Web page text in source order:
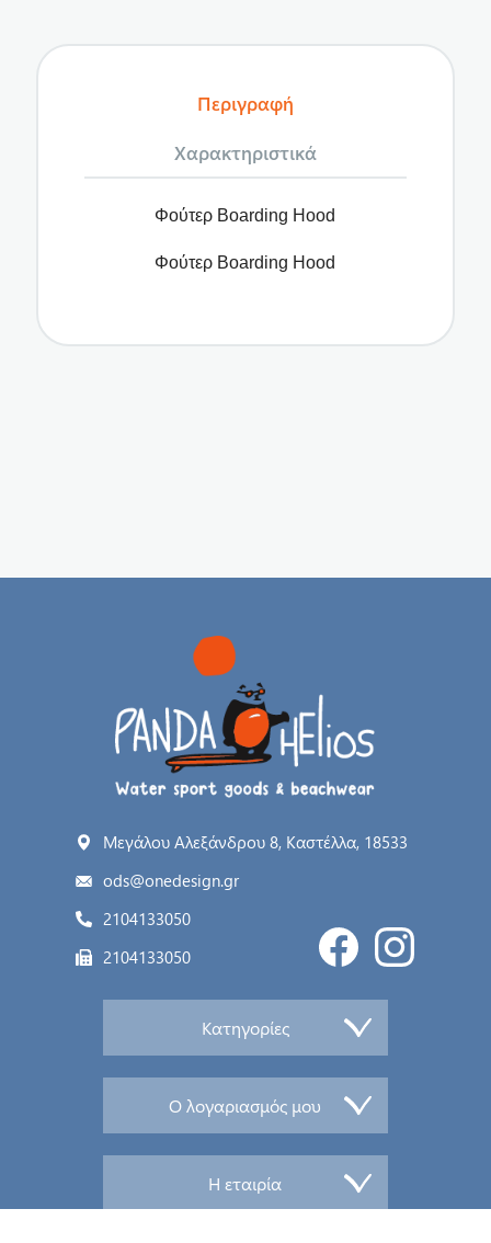
Περιγραφή
Χαρακτηριστικά
Φούτερ Boarding Hood
Φούτερ Boarding Hood
Μεγάλου Αλεξάνδρου 8, Καστέλλα, 18533
ods@onedesign.gr
2104133050
2104133050
Κατηγορίες
Ο λογαριασμός μου
Η εταιρία